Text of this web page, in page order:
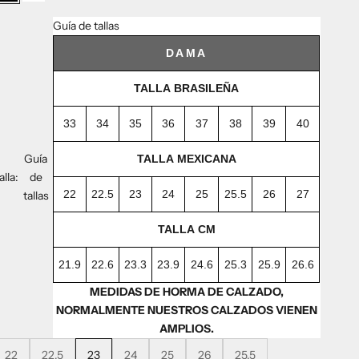
Guía
de
tallas
Guía de tallas
DAMA
TALLA BRASILEÑA
33 34 35 36 37 38 39 40
TALLA MEXICANA
22 22.5 23 24 25 25.5 26 27
TALLA CM
21.9 22.6 23.3 23.9 24.6 25.3 25.9 26.6
MEDIDAS DE HORMA DE CALZADO,
NORMALMENTE NUESTROS CALZADOS VIENEN
AMPLIOS.
22
22.5 23 24 25 26 25.5